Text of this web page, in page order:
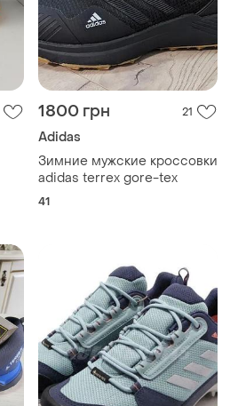
1800 грн 21
Adidas
Зимние мужские кроссовки
adidas terrex gore-tex
41